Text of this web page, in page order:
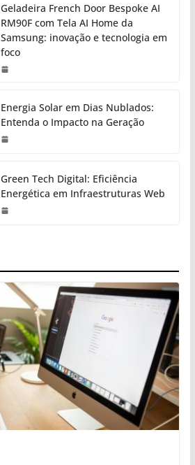
Geladeira French Door Bespoke AI
RM90F com Tela AI Home da
Samsung: inovação e tecnologia em
foco
Energia Solar em Dias Nublados:
Entenda o Impacto na Geração
Green Tech Digital: Eficiência
Energética em Infraestruturas Web